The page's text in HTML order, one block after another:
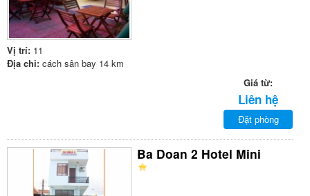
Vị trí: 11
Địa chỉ: cách sân bay 14 km
Giá từ:
Liên hệ
Đặt phòng
Ba Doan 2 Hotel Mini